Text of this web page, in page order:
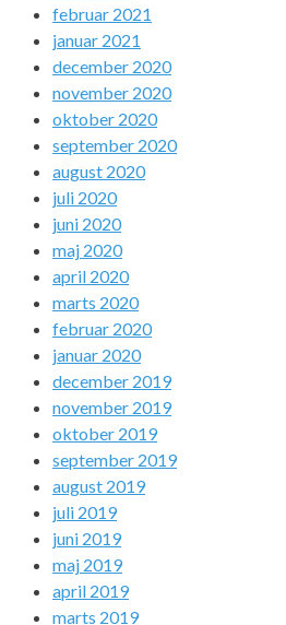
februar 2021
januar 2021
december 2020
november 2020
oktober 2020
september 2020
august 2020
juli 2020
juni 2020
maj 2020
april 2020
marts 2020
februar 2020
januar 2020
december 2019
november 2019
oktober 2019
september 2019
august 2019
juli 2019
juni 2019
maj 2019
april 2019
marts 2019